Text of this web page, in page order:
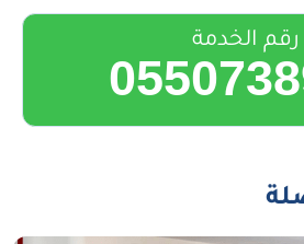
رقم الخدمة